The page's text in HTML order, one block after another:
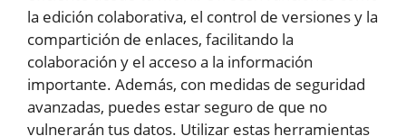
la edición colaborativa, el control de versiones y la
compartición de enlaces, facilitando la
colaboración y el acceso a la información
importante. Además, con medidas de seguridad
avanzadas, puedes estar seguro de que no
vulnerarán tus datos. Utilizar estas herramientas